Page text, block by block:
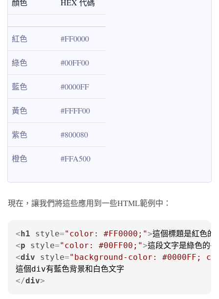
顏色 HEX 代碼
紅色 #FF0000
綠色 #00FF00
藍色 #0000FF
黃色 #FFFF00
紫色 #800080
橙色 #FFA500
現在，讓我們將這些應用到一些HTML範例中：
<h1 style="color: #FF0000;">這個標題是紅色的
<p style="color: #00FF00;">這段文字是綠色的
<div style="background-color: #0000FF;
</div>